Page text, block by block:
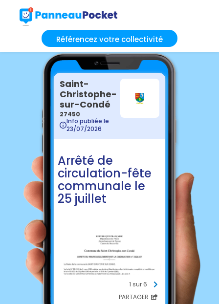
Référencez votre collectivité
Saint-
Christophe-
sur-Condé
27450
Info publiée le
23/07/2026
Arrêté de
circulation-fête
communale le
25 juillet
1 sur 6
PARTAGER